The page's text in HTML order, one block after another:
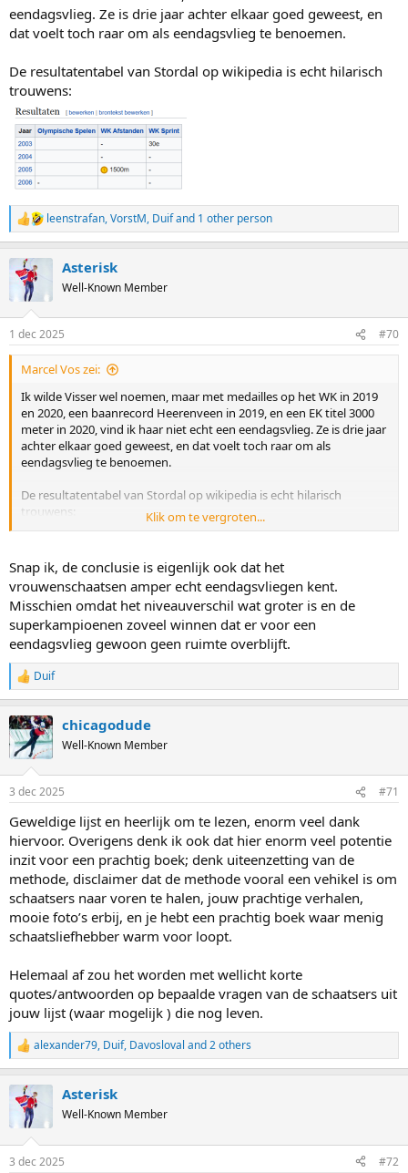
eendagsvlieg. Ze is drie jaar achter elkaar goed geweest, en
dat voelt toch raar om als eendagsvlieg te benoemen.
De resultatentabel van Stordal op wikipedia is echt hilarisch
trouwens:
R
e
c
t
s
:
leenstrafan,VorstM, Duifand 1 other person
Asterisk
Well-Known Member
1 dec 2025 #70
Marcel Vos zei:
Ik wilde Visser wel noemen, maar met medailles op het WK in 2019
en 2020, een baanrecord Heerenveen in 2019, en een EK titel 3000
meter in 2020, vind ik haar niet echt een eendagsvlieg. Ze is drie jaar
achter elkaar goed geweest, en dat voelt toch raar om als
eendagsvlieg te benoemen.
De resultatentabel van Stordal op wikipedia is echt hilarisch
trouwens:
Bekijk bijlage 6828
Klik om te vergroten...
Snap ik, de conclusie is eigenlijk ook dat het
vrouwenschaatsen amper echt eendagsvliegen kent.
Misschien omdat het niveauverschil wat groter is en de
superkampioenen zoveel winnen dat er voor een
eendagsvlieg gewoon geen ruimte overblijft.
R
e
c
t
i
s
Duif
chicagodude
Well-Known Member
3 dec 2025 #71
Geweldige lijst en heerlijk om te lezen, enorm veel dank
hiervoor. Overigens denk ik ook dat hier enorm veel potentie
inzit voor een prachtig boek; denk uiteenzetting van de
methode, disclaimer dat de methode vooral een vehikel is om
schaatsers naar voren te halen, jouw prachtige verhalen,
mooie foto’s erbij, en je hebt een prachtig boek waar menig
schaatsliefhebber warm voor loopt.
Helemaal af zou het worden met wellicht korte
quotes/antwoorden op bepaalde vragen van de schaatsers uit
jouw lijst (waar mogelijk ) die nog leven.
R
e
c
t
s
alexander79, Duif, Davosloval and 2 others
Asterisk
Well-Known Member
3 dec 2025 #72